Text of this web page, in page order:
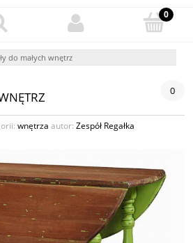
do małych wnętrz
0
wnętrza autor: Zespół Regałka